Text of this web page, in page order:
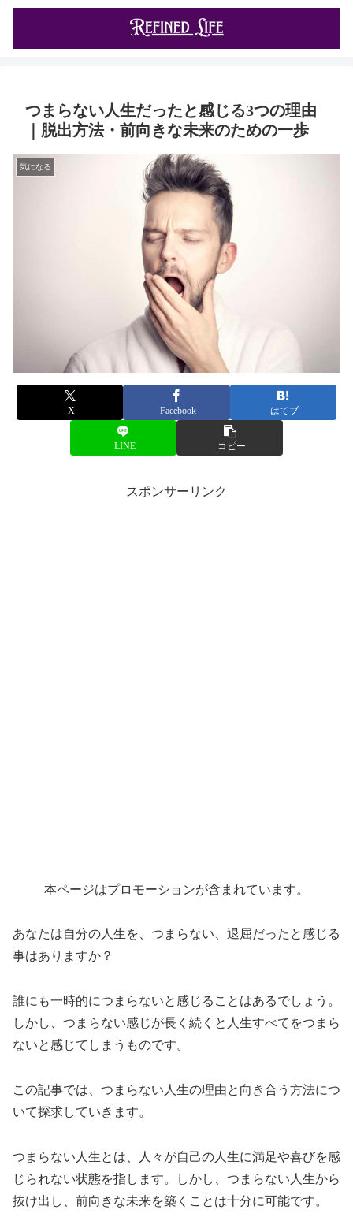
つまらない人生だったと感じる3つの理由
｜脱出方法・前向きな未来のための一歩
気になる
X Facebook はてブ
LINE コピー
スポンサーリンク
本ページはプロモーションが含まれています。
あなたは自分の人生を、つまらない、退屈だったと感じる
事はありますか？
誰にも一時的につまらないと感じることはあるでしょう。
しかし、つまらない感じが長く続くと人生すべてをつまら
ないと感じてしまうものです。
この記事では、つまらない人生の理由と向き合う方法につ
いて探求していきます。
つまらない人生とは、人々が自己の人生に満足や喜びを感
じられない状態を指します。しかし、つまらない人生から
抜け出し、前向きな未来を築くことは十分に可能です。